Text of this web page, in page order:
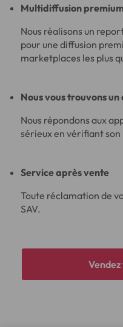
Multidiffusion
Nous réalisons un
pour une diffusion
marketplaces les plus
Nous vous trouvons
Nous répondons aux
sérieux en vérifiant
Service après vente
Toute réclamation de
SAV.